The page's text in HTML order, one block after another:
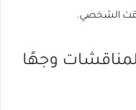
الشخصي.
وجهًا